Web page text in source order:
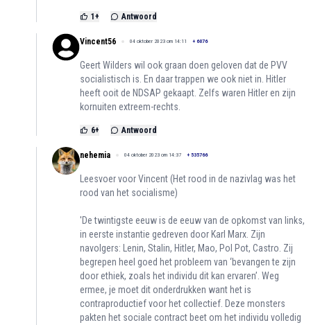
1 + Antwoord
Vincent56 04 oktober 2023 om 14:11 + 6076
Geert Wilders wil ook graan doen geloven dat de PVV
socialistisch is. En daar trappen we ook niet in. Hitler
heeft ooit de NDSAP gekaapt. Zelfs waren Hitler en zijn
kornuiten extreem-rechts.
6+ Antwoord
nehemia 04 oktober 2023 om 14:37 + 535766
Leesvoer voor Vincent (Het rood in de nazivlag was het
rood van het socialisme)
'De twintigste eeuw is de eeuw van de opkomst van links,
in eerste instantie gedreven door Karl Marx. Zijn
navolgers: Lenin, Stalin, Hitler, Mao, Pol Pot, Castro. Zij
begrepen heel goed het probleem van ‘bevangen te zijn
door ethiek, zoals het individu dit kan ervaren’. Weg
ermee, je moet dit onderdrukken want het is
contraproductief voor het collectief. Deze monsters
pakten het sociale contract beet om het individu volledig